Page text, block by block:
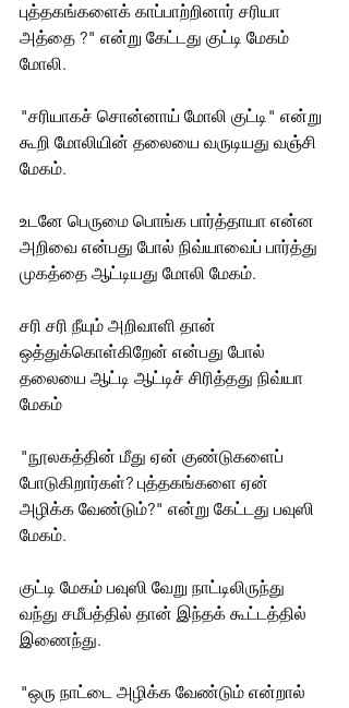
புத்தகங்களைக் காப்பாற்றினார் சரியா
அத்தை ?" என்று கேட்டது குட்டி மேகம்
மோலி.
"சரியாகச் சொன்னாய் மோலி குட்டி" என்று
கூறி மோலியின் தலையை வருடியது வஞ்சி
மேகம்.
உடனே பெருமை பொங்க பார்த்தாயா என்ன
அறிவை என்பது போல் நிவ்யாவைப் பார்த்து
முகத்தை ஆட்டியது மோலி மேகம்.
சரி சரி நீயும் அறிவாளி தான்
ஒத்துக்கொள்கிறேன் என்பது போல்
தலையை ஆட்டி ஆட்டிச் சிரித்தது நிவ்யா
மேகம்
"நூலகத்தின் மீது ஏன் குண்டுகளைப்
போடுகிறார்கள்? புத்தகங்களை ஏன்
அழிக்க வேண்டும்?" என்று கேட்டது பவுஸி
மேகம்.
குட்டி மேகம் பவுஸி வேறு நாட்டிலிருந்து
வந்து சமீபத்தில் தான் இந்தக் கூட்டத்தில்
இணைந்து.
"ஒரு நாட்டை அழிக்க வேண்டும் என்றால்